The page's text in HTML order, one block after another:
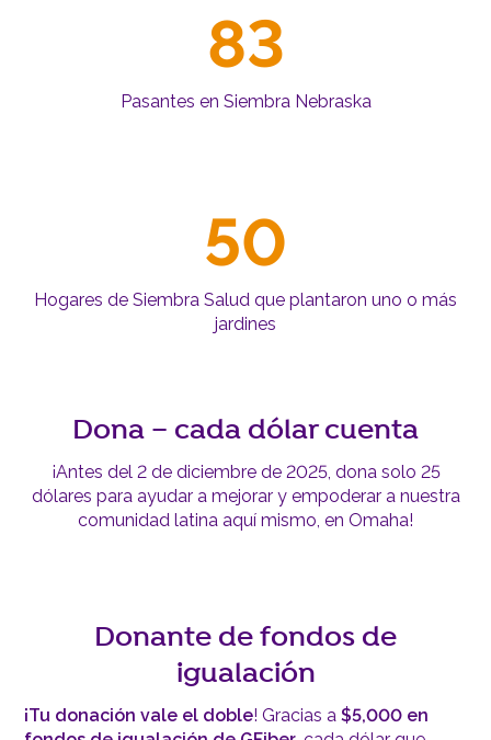
83
Pasantes en Siembra Nebraska
50
Hogares de Siembra Salud que plantaron uno o más
jardines
Dona – cada dólar cuenta
¡Antes del 2 de diciembre de 2025, dona solo 25
dólares para ayudar a mejorar y empoderar a nuestra
comunidad latina aquí mismo, en Omaha!
Donante de fondos de
igualación
¡Tu donación vale el doble! Gracias a$5,000 en